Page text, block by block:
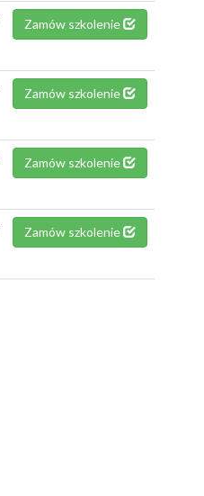
Zamów szkolenie
Zamów szkolenie
Zamów szkolenie
Zamów szkolenie